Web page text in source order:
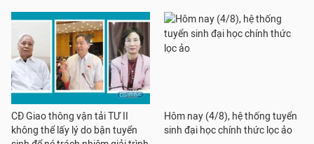
CĐ Giao thông vận tải TƯ II
không thể lấy lý do bận tuyển
Hôm nay (4/8), hệ thống tuyển
sinh đại học chính thức lọc ảo